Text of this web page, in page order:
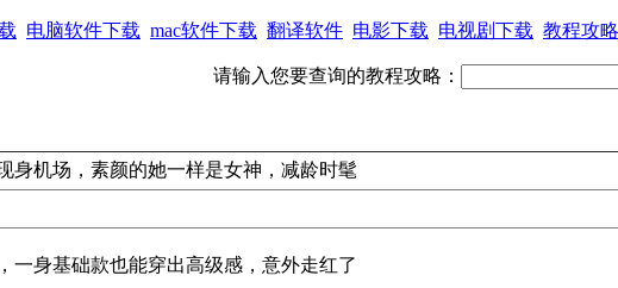
电脑软件下载 mac软件下载 翻译软件 电影下载 电视剧下载 教程攻略
请输入您要查询的教程攻略：
身机场，素颜的她一样是女神，减龄时髦
一身基础款也能穿出高级感，意外走红了